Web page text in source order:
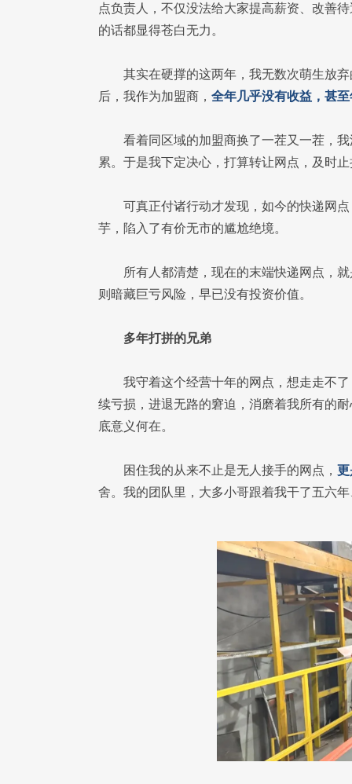
点负责人，不仅没法给大家提高薪资、改善
的话都显得苍白无力。
其实在硬撑的这两年，我无数次萌生放
后，我作为加盟商， 全年几乎没有收益，甚
看着同区域的加盟商换了一茬又一茬，
累。于是我下定决心，打算转让网点，及时
可真正付诸行动才发现，如今的快递网点
芋，陷入了有价无市的尴尬绝境。
所有人都清楚，现在的末端快递网点，
则暗藏巨亏风险，早已没有投资价值。
多年打拼的兄弟
我守着这个经营十年的网点，想走走不
续亏损，进退无路的窘迫，消磨着我所有的
底意义何在。
困住我的从来不止是无人接手的网点， 更
舍。我的团队里，大多小哥跟着我干了五六